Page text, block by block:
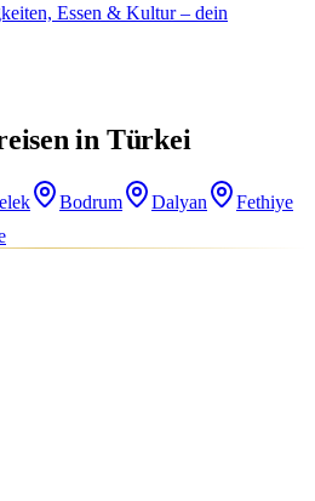
Essen & Kultur – dein
in Türkei
Bodrum Dalyan
Fethiye